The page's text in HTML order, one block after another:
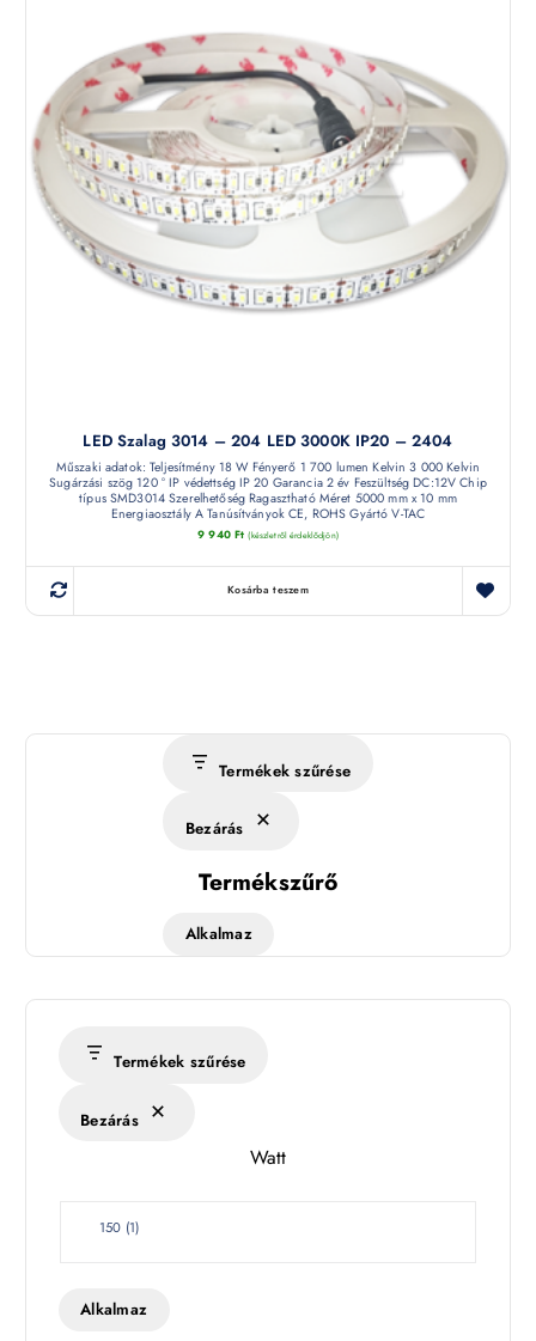
LED Szalag 3014 – 204 LED 3000K IP20 – 2404
Műszaki adatok: Teljesítmény 18 W Fényerő 1 700 lumen Kelvin 3 000 Kelvin
Sugárzási szög 120 ° IP védettség IP 20 Garancia 2 év Feszültség DC:12V Chip
típus SMD3014 Szerelhetőség Ragasztható Méret 5000 mm x 10 mm
Energiaosztály A Tanúsítványok CE, ROHS Gyártó V-TAC
9 940 Ft (készletről érdeklődjön)
Kosárba teszem
Termékek szűrése
Bezárás
Termékszűrő
Alkalmaz
Termékek szűrése
Bezárás
Watt
W
t
150 (1)
Alkalmaz